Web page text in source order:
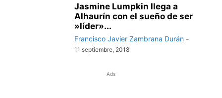
Jasmine Lumpkin llega a
Alhaurín con el sueño de ser
»líder»...
Francisco Javier Zambrana Durán -
11 septiembre, 2018
Ads